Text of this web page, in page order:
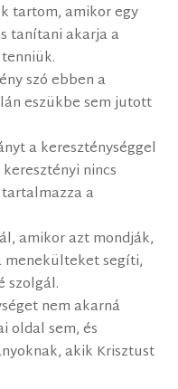
tartom, amikor egy
tanítani akarja a
szó ebben a
eszükbe sem jutott
a kereszténységgel
nincs
a
amikor azt mondják,
menekülteket segíti,
szolgál.
nem akarná
oldal sem, és
akik Krisztust